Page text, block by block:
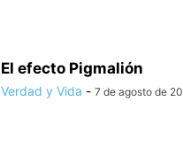
El efecto Pigmalión
Verdad y Vida - 7 de agosto de